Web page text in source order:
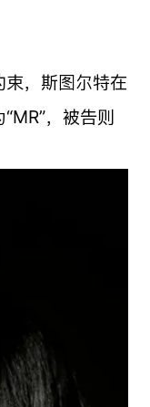
，斯图尔特在
，被告则